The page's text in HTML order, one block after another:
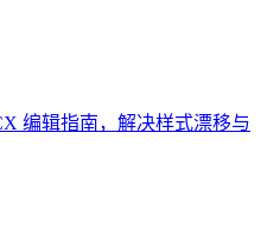
编辑指南，解决样式漂移与